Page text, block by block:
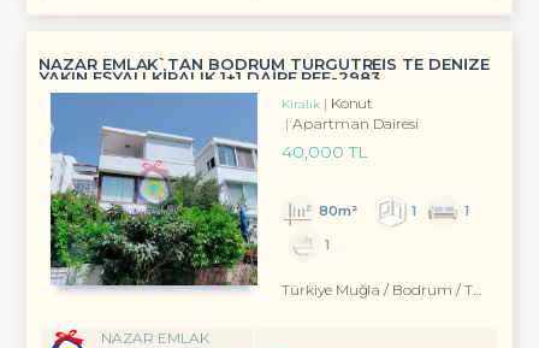
NAZAR EMLAK`TAN BODRUM TURGUTREİS TE DENİZE
YAKIN EŞYALI KİRALIK 1+1 DAİRE REF-2983
Kiralık
Konut
Apartman Dairesi
40,000 TL
80m² 1
1
1
Türkiye Muğla / Bodrum / Turgutreis
NAZAR EMLAK